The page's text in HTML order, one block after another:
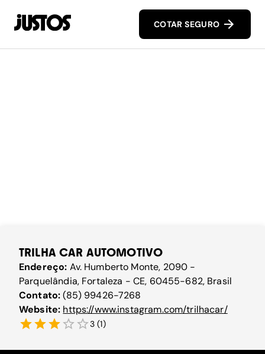
COTAR SEGURO
TRILHA CAR AUTOMOTIVO
Endereço: Av. Humberto Monte, 2090 -
Parquelândia, Fortaleza - CE, 60455-682, Brasil
Contato:(85) 99426-7268
Website: https://www.instagram.com/trilhacar/
3 (1)